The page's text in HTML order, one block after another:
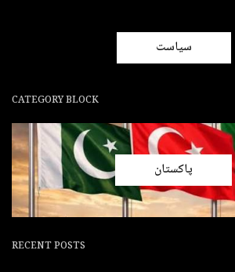
سیاست
CATEGORY BLOCK
پاکستان
RECENT POSTS